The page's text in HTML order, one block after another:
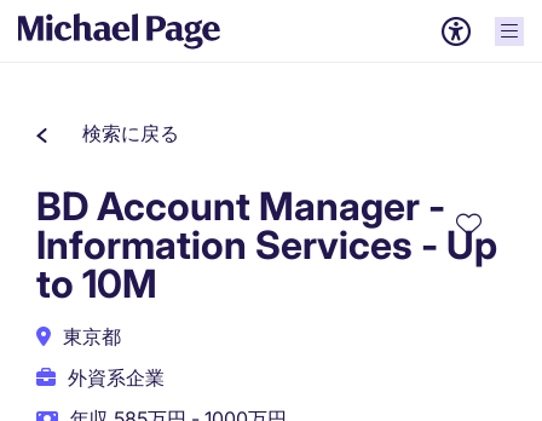
検索に戻る
BD Account Manager -
Information Services - Up
to 10M
東京都
外資系企業